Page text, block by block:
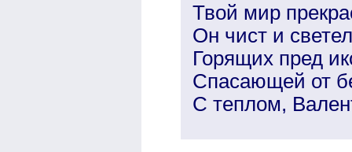
Твой мир
Он чист и
Горящих пред
Спасающей от
С теплом,